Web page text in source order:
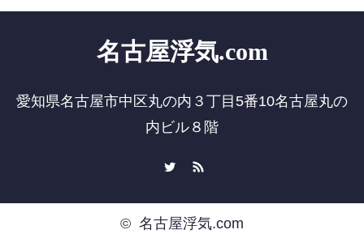
名古屋浮気.com
愛知県名古屋市中区丸の内３丁目5番10名古屋丸の
内ビル８階
© 名古屋浮気.com